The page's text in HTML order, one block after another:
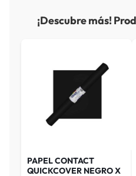
¡Descubre más!
PAPEL CONTACT
QUICKCOVER NEGRO X